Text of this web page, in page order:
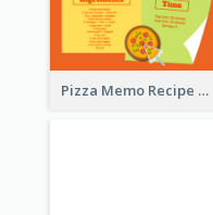
Pizza Memo Recipe Card